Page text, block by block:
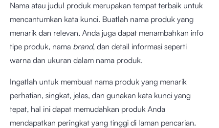
Nama atau judul produk merupakan tempat terbaik untuk
mencantumkan kata kunci. Buatlah nama produk yang
menarik dan relevan, Anda juga dapat menambahkan info
tipe produk, nama brand, dan detail informasi seperti
warna dan ukuran dalam nama produk.
Ingatlah untuk membuat nama produk yang menarik
perhatian, singkat, jelas, dan gunakan kata kunci yang
tepat, hal ini dapat memudahkan produk Anda
mendapatkan peringkat yang tinggi di laman pencarian.